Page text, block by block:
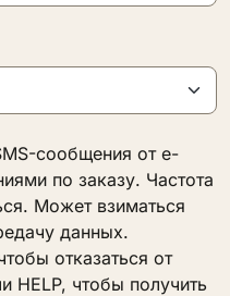
сообщения от e-
по заказу. Частота
Может взиматься
данных.
отказаться от
HELP, чтобы получить